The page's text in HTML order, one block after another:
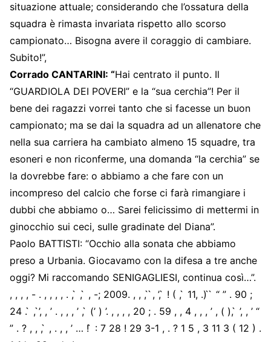
situazione attuale; considerando che l’ossatura della
squadra è rimasta invariata rispetto allo scorso
campionato… Bisogna avere il coraggio di cambiare.
Subito!”,
Corrado CANTARINI: “Hai centrato il punto. Il
“GUARDIOLA DEI POVERI” e la “sua cerchia”! Per il
bene dei ragazzi vorrei tanto che si facesse un buon
campionato; ma se dai la squadra ad un allenatore che
nella sua carriera ha cambiato almeno 15 squadre, tra
esoneri e non riconferme, una domanda “la cerchia” se
la dovrebbe fare: o abbiamo a che fare con un
incompreso del calcio che forse ci farà rimangiare i
dubbi che abbiamo o… Sarei felicissimo di mettermi in
ginocchio sui ceci, sulle gradinate del Diana”.
Paolo BATTISTI: “Occhio alla sonata che abbiamo
preso a Urbania. Giocavamo con la difesa a tre anche
oggi? Mi raccomando SENIGAGLIESI, continua così…”.
, , , , - . , , , , . , ̀ , ̀ , -; 2009. , , , ̀ ̀, ’, ̀ ! ( , ̀ 11, .) ̀ ̀ “ ” . 90 ;
24 . ̀ , ’̀, , ’ . , , , ’ , ̀ (’ ) ’. , , , , 20 ; . 59 , , 4 , , , ’ , ( ), ̀ ’, , ’ “
” . ? , , , ̀ , . , , ’ … ! ̀ : 7 28 ! 29 3-1 , . ? 1 5 , 3 11 3 ( 12 ) .